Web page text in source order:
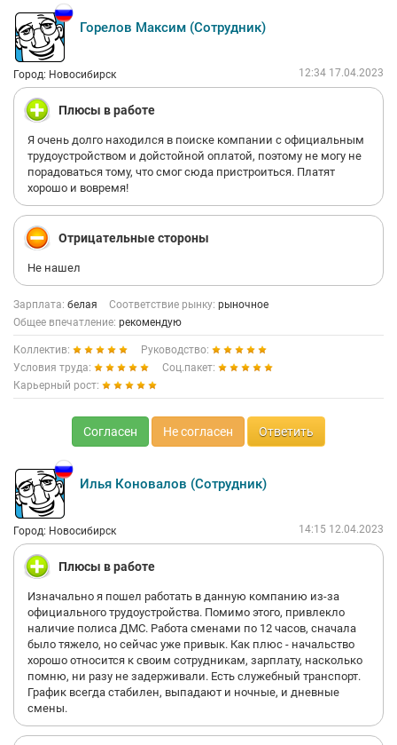
Горелов Максим (Сотрудник)
Город: Новосибирск 12:34 17.04.2023
Плюсы в работе
Я очень долго находился в поиске компании с официальным
трудоустройством и дойстойной оплатой, поэтому не могу не
порадоваться тому, что смог сюда пристроиться. Платят
хорошо и вовремя!
Отрицательные стороны
Не нашел
Зарплата: белая Соответствие рынку: рыночное
Общее впечатление: рекомендую
Коллектив:
Руководство:
Условия труда:
Соц.пакет:
Карьерный рост:
Согласен Не согласен Ответить
Илья Коновалов (Сотрудник)
Город: Новосибирск 14:15 12.04.2023
Плюсы в работе
Изначально я пошел работать в данную компанию из-за
официального трудоустройства. Помимо этого, привлекло
наличие полиса ДМС. Работа сменами по 12 часов, сначала
было тяжело, но сейчас уже привык. Как плюс - начальство
хорошо относится к своим сотрудникам, зарплату, насколько
помню, ни разу не задерживали. Есть служебный транспорт.
График всегда стабилен, выпадают и ночные, и дневные
смены.